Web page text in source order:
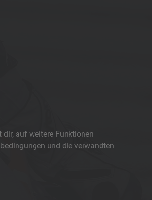
auf weitere Funktionen
und die verwandten